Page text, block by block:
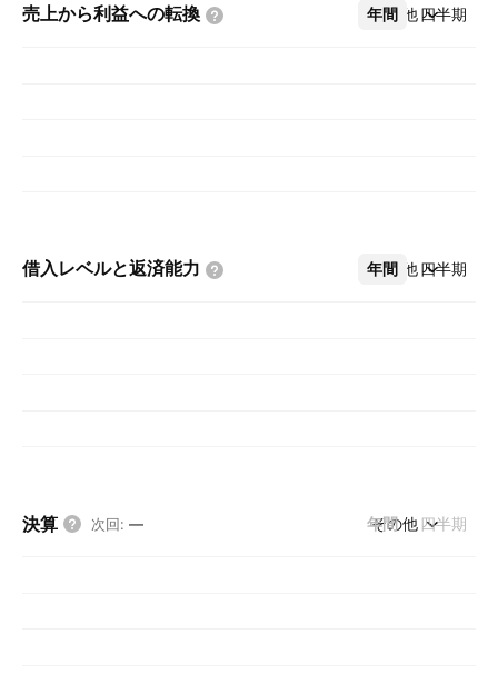
売上から利益への転換 年間 四半期
その他
借入レベルと返済能力 年間 四半期
その他
決算 次回: — 年間 四半期
その他